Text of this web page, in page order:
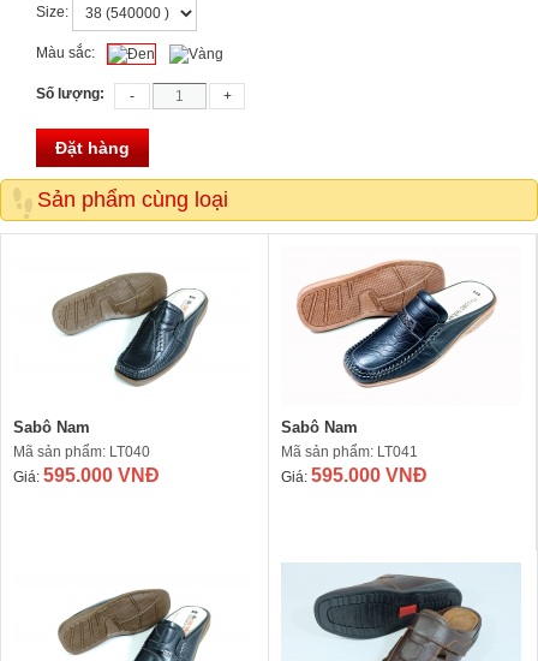
Size:
Màu sắc:
Số lượng:
Đặt hàng
Sản phẩm cùng loại
Sabô Nam
Mã sản phẩm: LT040
Giá: 595.000 VNĐ
Sabô Nam
Mã sản phẩm: LT041
Giá: 595.000 VNĐ